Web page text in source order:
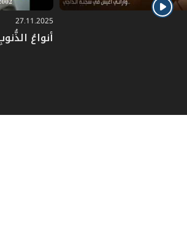
27.11.2025
أنواعُ